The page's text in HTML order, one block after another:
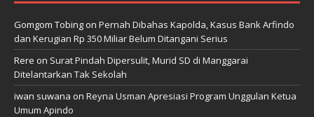
Gomgom Tobing on Pernah Dibahas Kapolda, Kasus Bank Arfindo
dan Kerugian Rp 350 Miliar Belum Ditangani Serius
Rere on Surat Pindah Dipersulit, Murid SD di Manggarai
Ditelantarkan Tak Sekolah
iwan suwana on Reyna Usman Apresiasi Program Unggulan Ketua
Umum Apindo